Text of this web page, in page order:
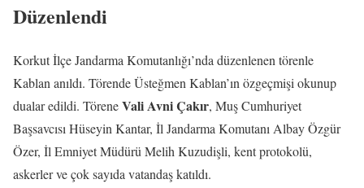
Düzenlendi
Korkut İlçe Jandarma Komutanlığı’nda düzenlenen törenle
Kablan anıldı. Törende Üsteğmen Kablan’ın özgeçmişi okunup
dualar edildi. TöreneVali Avni Çakır, Muş Cumhuriyet
Başsavcısı Hüseyin Kantar, İl Jandarma Komutanı Albay Özgür
Özer, İl Emniyet Müdürü Melih Kuzudişli, kent protokolü,
askerler ve çok sayıda vatandaş katıldı.